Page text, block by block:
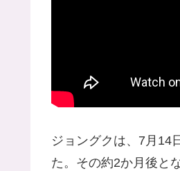
ジョングクは、7月14
た。その約2か月後と